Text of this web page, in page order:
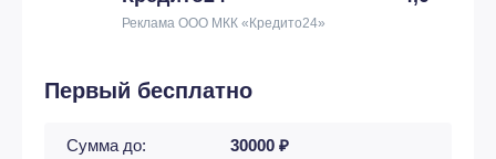
Реклама ООО МКК «Кредито24»
Первый бесплатно
Сумма до: 30000 ₽